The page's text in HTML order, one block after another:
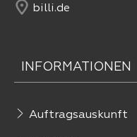
billi.de
INFORMATIONEN
Auftragsauskunft